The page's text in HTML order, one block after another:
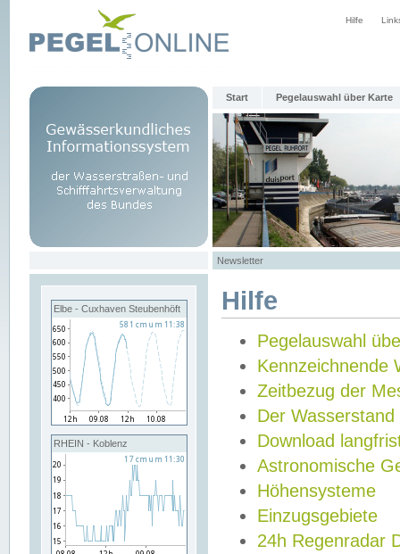
Hilfe
Start Pegelauswahl über Karte
Newsletter
Elbe - Cuxhaven Steubenhöft
RHEIN - Koblenz
Hilfe
Pegelauswahl
Kennzeichnende
Zeitbezug der
Der Wasserstand
Download
Astronomische
Höhensysteme
Einzugsgebiete
24h Regenradar